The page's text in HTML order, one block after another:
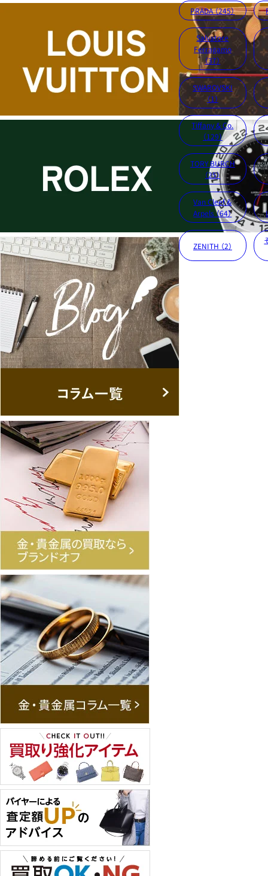
PRADA （245）
Salvatore
Ferragamo
（37）
SWAROVSKI
（1）
Tiffany & Co.
（129）
TORY BURCH
（25）
Van Cleef &
Arpels （64）
ZENITH （2）